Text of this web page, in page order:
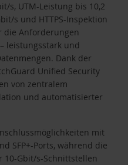
s, UTM-Leistung bis 10,2
s und HTTPS-Inspektion
die Anforderungen
leistungsstark und
Dank der
Unified Security
von zentralem
und automatisierter
mit
SFP+-Ports, während die
Gbit/s-Schnittstellen